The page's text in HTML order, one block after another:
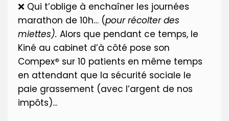
❌ Qui t’oblige à enchaîner les journées
marathon de 10h… (pour récolter des
miettes). Alors que pendant ce temps, le
Kiné au cabinet d’à côté pose son
Compex® sur 10 patients en même temps
en attendant que la sécurité sociale le
paie grassement (avec l’argent de nos
impôts)...